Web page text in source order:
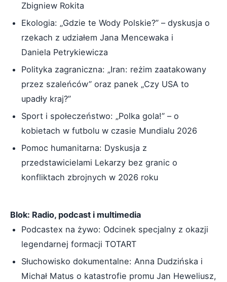
Zbigniew Rokita
Ekologia: „Gdzie te Wody Polskie?” – dyskusja o
rzekach z udziałem Jana Mencewaka i
Daniela Petrykiewicza
Polityka zagraniczna: „Iran: reżim zaatakowany
przez szaleńców” oraz panek „Czy USA to
upadły kraj?”
Sport i społeczeństwo: „Polka gola!” – o
kobietach w futbolu w czasie Mundialu 2026
Pomoc humanitarna: Dyskusja z
przedstawicielami Lekarzy bez granic o
konfliktach zbrojnych w 2026 roku
Blok: Radio, podcast i multimedia
Podcastex na żywo: Odcinek specjalny z okazji
legendarnej formacji TOTART
Słuchowisko dokumentalne: Anna Dudzińska i
Michał Matus o katastrofie promu Jan Heweliusz,